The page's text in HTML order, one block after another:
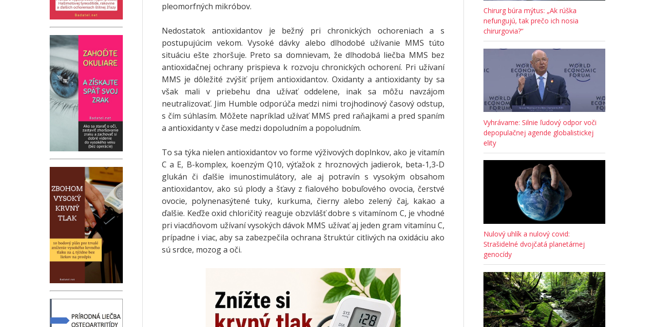
pleomorfných mikróbov.
Nedostatok antioxidantov je bežný pri chronických ochoreniach a s
postupujúcim vekom. Vysoké dávky alebo dlhodobé užívanie MMS túto
situáciu ešte zhoršuje. Preto sa domnievam, že dlhodobá liečba MMS bez
antioxidačnej ochrany prispieva k rozvoju chronických ochorení. Pri užívaní
MMS je dôležité zvýšiť príjem antioxidantov. Oxidanty a antioxidanty by sa
však mali v priebehu dna užívať oddelene, inak sa môžu navzájom
neutralizovať. Jim Humble odporúča medzi nimi trojhodinový časový odstup,
s čím súhlasím. Môžete napríklad užívať MMS pred raňajkami a pred spaním
a antioxidanty v čase medzi dopoludním a popoludním.
To sa týka nielen antioxidantov vo forme výživových doplnkov, ako je vitamín
C a E, B-komplex, koenzým Q10, výťažok z hroznových jadierok, beta-1,3-D
glukán či ďalšie imunostimulátory, ale aj potravín s vysokým obsahom
antioxidantov, ako sú plody a šťavy z fialového bobuľového ovocia, čerstvé
ovocie, polynenasýtené tuky, kurkuma, čierny alebo zelený čaj, kakao a
ďalšie. Keďže oxid chloričitý reaguje obzvlášť dobre s vitamínom C, je vhodné
pri viacdňovom užívaní vysokých dávok MMS užívať aj jeden gram vitamínu C,
prípadne i viac, aby sa zabezpečila ochrana štruktúr citlivých na oxidáciu ako
sú srdce, mozog a oči.
Chirurg búra mýtus: „Ak rúška
nefungujú, tak prečo ich nosia
chirurgovia?“
Vyhrávame: Silnie ľudový odpor voči
depopulačnej agende globalistickej
elity
Nulový uhlík a nulový covid:
Strašidelné dvojčatá planetárnej
genocídy